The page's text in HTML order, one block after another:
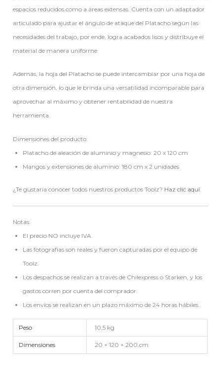
espacios reducidos como a áreas extensas. Cuenta con un adaptador
articulado para ajustar el ángulo de ataque del Platacho según las
necesidades del trabajo, por ende, logra acabados lisos y distribuye el
material de manera uniforme.
Además, la hoja del Platacho se puede intercambiar por una hoja de
otra dimensión, lo que le brinda una versatilidad incomparable para
aprovechar al máximo y obtener rentabilidad de nuestra
herramienta.
Dimensiones del producto:
Platacho de aleación de aluminio y magnesio: 20 x 120 cm
Mangos y extensiones de aluminio: 180 cm x 2 unidades
¿Te gustaría conocer todos nuestros productos Toolz? Haz clic aquí
Notas:
El precio NO incluye IVA.
Las fotografías son reales y fueron capturadas por el equipo de
Toolz.
Los despachos se realizan a través de Chilexpress o Starken, y los
gastos corren por cuenta del comprador.
Los envíos se realizan en un plazo máximo de 24 horas hábiles.
Peso 10,5 kg
Dimensiones 20 × 120 × 200 cm